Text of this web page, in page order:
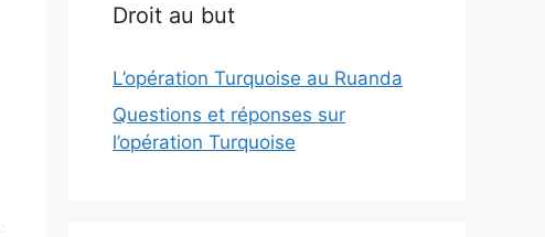
Droit au but
L’opération Turquoise au Ruanda
Questions et réponses sur
l’opération Turquoise